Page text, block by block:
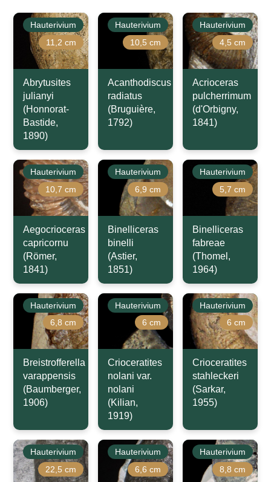
Hauterivium
11,2 cm
Abrytusites
julianyi
(Honnorat-
Bastide,
1890)
Hauterivium
10,5 cm
Acanthodiscus
radiatus
(Bruguière,
1792)
Hauterivium
4,5 cm
Acrioceras
pulcherrimum
(d'Orbigny,
1841)
Hauterivium
10,7 cm
Aegocrioceras
capricornu
(Römer,
1841)
Hauterivium
6,9 cm
Binelliceras
binelli
(Astier,
1851)
Hauterivium
5,7 cm
Binelliceras
fabreae
(Thomel,
1964)
Hauterivium
6,8 cm
Breistrofferella
varappensis
(Baumberger,
1906)
Hauterivium
6 cm
Crioceratites
nolani var.
nolani
(Kilian,
1919)
Hauterivium
6 cm
Crioceratites
stahleckeri
(Sarkar,
1955)
Hauterivium
22,5 cm
Hauterivium
6,6 cm
Hauterivium
8,8 cm